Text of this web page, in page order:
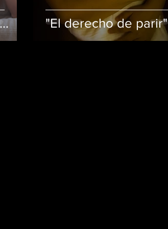
"El derecho de parir"